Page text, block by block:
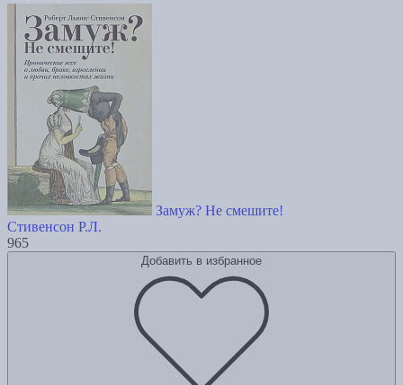
Замуж? Не смешите!
Стивенсон Р.Л.
965
Добавить в избранное